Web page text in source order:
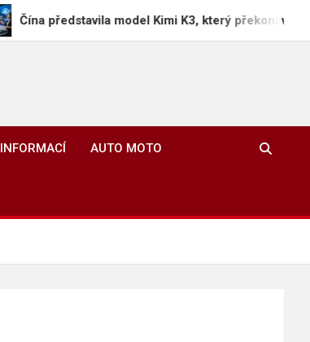
model Kimi K3, který překonává americké AI
AUTO MOTO